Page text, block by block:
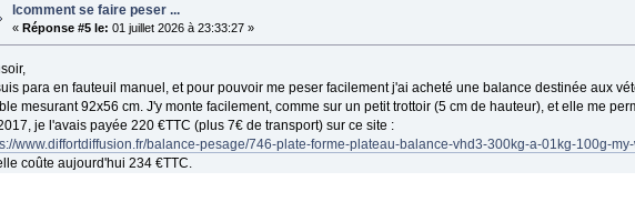
lcomment se faire peser ...
« Réponse #5 le: 01 juillet 2026 à 23:33:27 »
para en fauteuil manuel, et pour pouvoir me peser facilement j'ai acheté une balance destinée aux
mesurant 92x56 cm. J'y monte facilement, comme sur un petit trottoir (5 cm de hauteur), et elle me
je l'avais payée 220 €TTC (plus 7€ de transport) sur ce site :
www.diffortdiffusion.fr/balance-pesage/746-plate-forme-plateau-balance-vhd3-300kg-a-01kg-100g-
coûte aujourd'hui 234 €TTC.